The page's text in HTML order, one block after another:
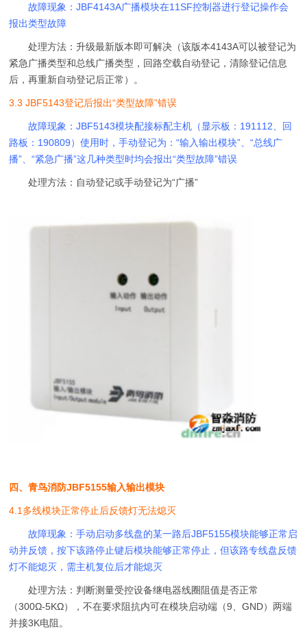
故障现象：JBF4143A广播模块在11SF控制器进行登记操作会
报出类型故障
处理方法：升级最新版本即可解决（该版本4143A可以被登记为
紧急广播类型和总线广播类型，回路空载自动登记，清除登记信息
后，再重新自动登记后正常）。
3.3 JBF5143登记后报出“类型故障”错误
故障现象：JBF5143模块配接标配主机（显示板：191112、回
路板：190809）使用时，手动登记为：“输入输出模块”、“总线广
播”、“紧急广播”这几种类型时均会报出“类型故障”错误
处理方法：自动登记或手动登记为“广播”
四、青鸟消防JBF5155输入输出模块
4.1多线模块正常停止后反馈灯无法熄灭
故障现象：手动启动多线盘的某一路后JBF5155模块能够正常启
动并反馈，按下该路停止键后模块能够正常停止，但该路专线盘反馈
灯不能熄灭，需主机复位后才能熄灭
处理方法：判断测量受控设备继电器线圈阻值是否正常
（300Ω-5KΩ），不在要求阻抗内可在模块启动端（9、GND）两端
并接3K电阻。